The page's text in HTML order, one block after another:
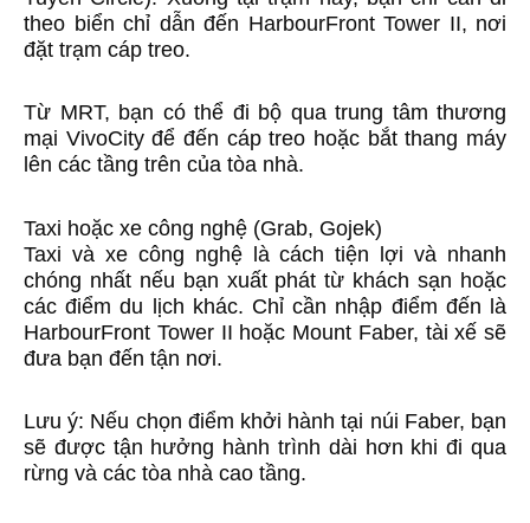
theo biển chỉ dẫn đến HarbourFront Tower II, nơi
đặt trạm cáp treo.
Từ MRT, bạn có thể đi bộ qua trung tâm thương
mại VivoCity để đến cáp treo hoặc bắt thang máy
lên các tầng trên của tòa nhà.
Taxi hoặc xe công nghệ (Grab, Gojek)
Taxi và xe công nghệ là cách tiện lợi và nhanh
chóng nhất nếu bạn xuất phát từ khách sạn hoặc
các điểm du lịch khác. Chỉ cần nhập điểm đến là
HarbourFront Tower II hoặc Mount Faber, tài xế sẽ
đưa bạn đến tận nơi.
Lưu ý: Nếu chọn điểm khởi hành tại núi Faber, bạn
sẽ được tận hưởng hành trình dài hơn khi đi qua
rừng và các tòa nhà cao tầng.